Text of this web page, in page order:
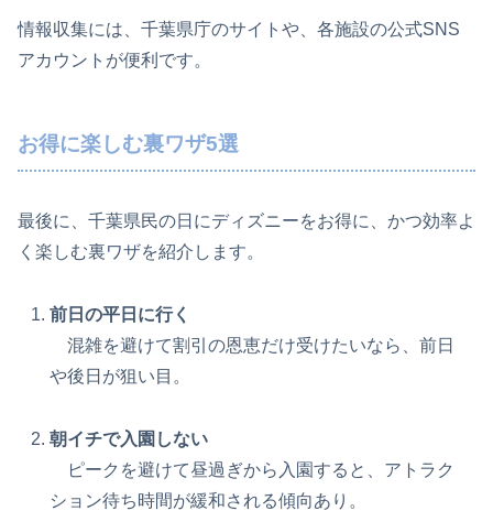
情報収集には、千葉県庁のサイトや、各施設の公式SNS
アカウントが便利です。
お得に楽しむ裏ワザ5選
最後に、千葉県民の日にディズニーをお得に、かつ効率よ
く楽しむ裏ワザを紹介します。
前日の平日に行く
混雑を避けて割引の恩恵だけ受けたいなら、前日
や後日が狙い目。
朝イチで入園しない
ピークを避けて昼過ぎから入園すると、アトラク
ション待ち時間が緩和される傾向あり。